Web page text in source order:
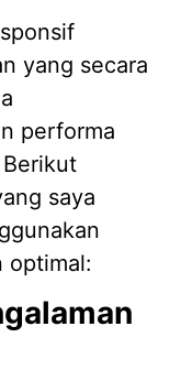
yang secara
performa
saya
optimal: